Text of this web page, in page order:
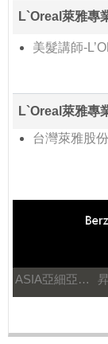
L`Oreal萊雅專
美髮講師-
L`Oreal萊雅專
台灣萊雅股
ASIA亞細亞溫塑機